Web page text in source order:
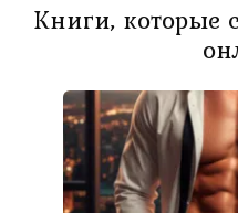
Книги, которые